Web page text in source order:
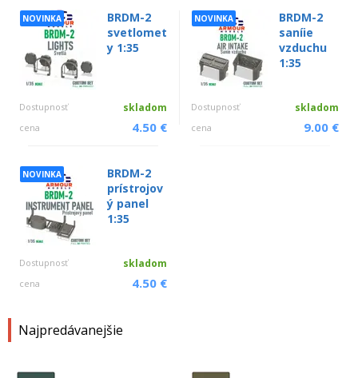
NOVINKA
BRDM-2
svetlomet
y 1:35
Dostupnosť skladom
cena 4.50 €
NOVINKA
BRDM-2
saníie
vzduchu
1:35
Dostupnosť skladom
cena 9.00 €
NOVINKA
BRDM-2
prístrojov
ý panel
1:35
Dostupnosť skladom
cena 4.50 €
Najpredávanejšie